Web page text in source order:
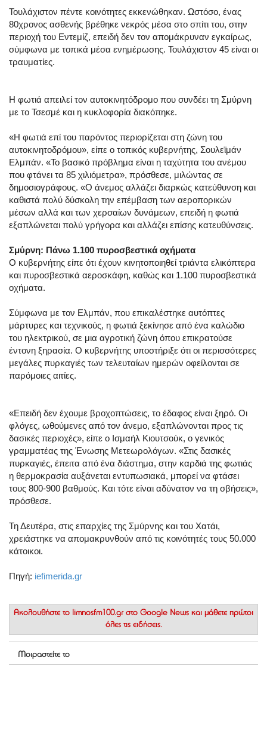
Τουλάχιστον πέντε κοινότητες εκκενώθηκαν. Ωστόσο, ένας
80χρονος ασθενής βρέθηκε νεκρός μέσα στο σπίτι του, στην
περιοχή του Εντεμίζ, επειδή δεν τον απομάκρυναν εγκαίρως,
σύμφωνα με τοπικά μέσα ενημέρωσης. Τουλάχιστον 45 είναι οι
τραυματίες.
Η φωτιά απειλεί τον αυτοκινητόδρομο που συνδέει τη Σμύρνη
με το Τσεσμέ και η κυκλοφορία διακόπηκε.
«Η φωτιά επί του παρόντος περιορίζεται στη ζώνη του
αυτοκινητοδρόμου», είπε ο τοπικός κυβερνήτης, Σουλεϊμάν
Ελμπάν. «Το βασικό πρόβλημα είναι η ταχύτητα του ανέμου
που φτάνει τα 85 χιλιόμετρα», πρόσθεσε, μιλώντας σε
δημοσιογράφους. «Ο άνεμος αλλάζει διαρκώς κατεύθυνση και
καθιστά πολύ δύσκολη την επέμβαση των αεροπορικών
μέσων αλλά και των χερσαίων δυνάμεων, επειδή η φωτιά
εξαπλώνεται πολύ γρήγορα και αλλάζει επίσης κατευθύνσεις.
Σμύρνη: Πάνω 1.100 πυροσβεστικά οχήματα
Ο κυβερνήτης είπε ότι έχουν κινητοποιηθεί τριάντα ελικόπτερα
και πυροσβεστικά αεροσκάφη, καθώς και 1.100 πυροσβεστικά
οχήματα.
Σύμφωνα με τον Ελμπάν, που επικαλέστηκε αυτόπτες
μάρτυρες και τεχνικούς, η φωτιά ξεκίνησε από ένα καλώδιο
του ηλεκτρικού, σε μια αγροτική ζώνη όπου επικρατούσε
έντονη ξηρασία. Ο κυβερνήτης υποστήριξε ότι οι περισσότερες
μεγάλες πυρκαγιές των τελευταίων ημερών οφείλονται σε
παρόμοιες αιτίες.
«Επειδή δεν έχουμε βροχοπτώσεις, το έδαφος είναι ξηρό. Οι
φλόγες, ωθούμενες από τον άνεμο, εξαπλώνονται προς τις
δασικές περιοχές», είπε ο Ισμαήλ Κιουτσούκ, ο γενικός
γραμματέας της Ένωσης Μετεωρολόγων. «Στις δασικές
πυρκαγιές, έπειτα από ένα διάστημα, στην καρδιά της φωτιάς
η θερμοκρασία αυξάνεται εντυπωσιακά, μπορεί να φτάσει
τους 800-900 βαθμούς. Και τότε είναι αδύνατον να τη σβήσεις»,
πρόσθεσε.
Τη Δευτέρα, στις επαρχίες της Σμύρνης και του Χατάι,
χρειάστηκε να απομακρυνθούν από τις κοινότητές τους 50.000
κάτοικοι.
Πηγή: iefimerida.gr
Ακολουθήστε το limnosfm100.gr στο Google News και μάθετε πρώτοι
όλες τις ειδήσεις.
Μοιραστείτε το